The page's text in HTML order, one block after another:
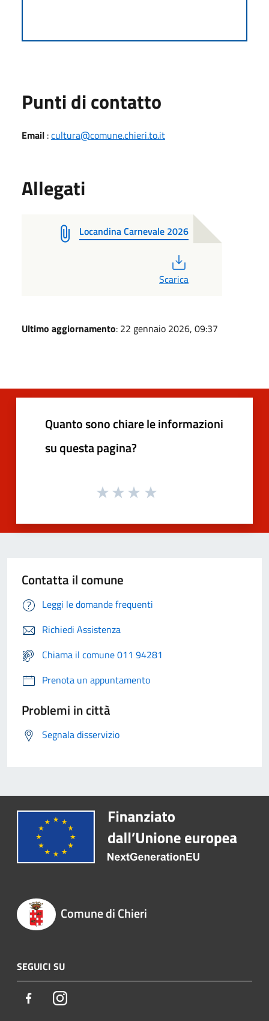
Punti di contatto
Email :cultura@comune.chieri.to.it
Allegati
Locandina Carnevale 2026
Scarica
Ultimo aggiornamento: 22 gennaio 2026, 09:37
Quanto sono chiare le informazioni
su questa pagina?
Contatta il comune
Leggi le domande frequenti
Richiedi Assistenza
Chiama il comune 011 94281
Prenota un appuntamento
Problemi in città
Segnala disservizio
Comune di Chieri
SEGUICI SU
FacebookInstagram